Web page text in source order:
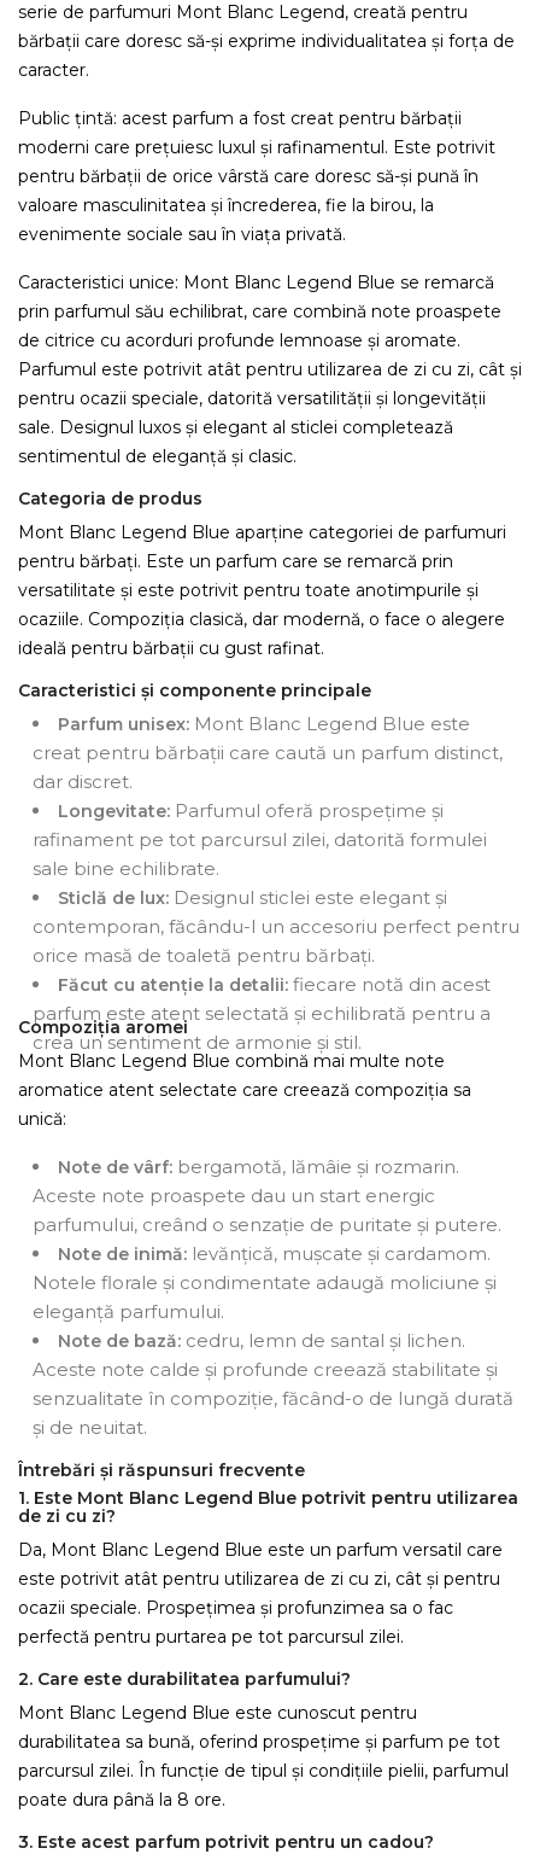
serie de parfumuri Mont Blanc Legend, creată pentru
bărbații care doresc să-și exprime individualitatea și forța de
caracter.
Public țintă: acest parfum a fost creat pentru bărbații
moderni care prețuiesc luxul și rafinamentul. Este potrivit
pentru bărbații de orice vârstă care doresc să-și pună în
valoare masculinitatea și încrederea, fie la birou, la
evenimente sociale sau în viața privată.
Caracteristici unice: Mont Blanc Legend Blue se remarcă
prin parfumul său echilibrat, care combină note proaspete
de citrice cu acorduri profunde lemnoase și aromate.
Parfumul este potrivit atât pentru utilizarea de zi cu zi, cât și
pentru ocazii speciale, datorită versatilității și longevității
sale. Designul luxos și elegant al sticlei completează
sentimentul de eleganță și clasic.
Categoria de produs
Mont Blanc Legend Blue aparține categoriei de parfumuri
pentru bărbați. Este un parfum care se remarcă prin
versatilitate și este potrivit pentru toate anotimpurile și
ocaziile. Compoziția clasică, dar modernă, o face o alegere
ideală pentru bărbații cu gust rafinat.
Caracteristici și componente principale
Parfum unisex: Mont Blanc Legend Blue este
creat pentru bărbații care caută un parfum distinct,
dar discret.
Longevitate: Parfumul oferă prospețime și
rafinament pe tot parcursul zilei, datorită formulei
sale bine echilibrate.
Sticlă de lux: Designul sticlei este elegant și
contemporan, făcându-l un accesoriu perfect pentru
orice masă de toaletă pentru bărbați.
Făcut cu atenție la detalii: fiecare notă din acest
parfum este atent selectată și echilibrată pentru a
crea un sentiment de armonie și stil.
Compoziția aromei
Mont Blanc Legend Blue combină mai multe note
aromatice atent selectate care creează compoziția sa
unică:
Note de vârf: bergamotă, lămâie și rozmarin.
Aceste note proaspete dau un start energic
parfumului, creând o senzație de puritate și putere.
Note de inimă: levănțică, mușcate și cardamom.
Notele florale și condimentate adaugă moliciune și
eleganță parfumului.
Note de bază: cedru, lemn de santal și lichen.
Aceste note calde și profunde creează stabilitate și
senzualitate în compoziție, făcând-o de lungă durată
și de neuitat.
Întrebări și răspunsuri frecvente
1. Este Mont Blanc Legend Blue potrivit pentru utilizarea
de zi cu zi?
Da, Mont Blanc Legend Blue este un parfum versatil care
este potrivit atât pentru utilizarea de zi cu zi, cât și pentru
ocazii speciale. Prospețimea și profunzimea sa o fac
perfectă pentru purtarea pe tot parcursul zilei.
2. Care este durabilitatea parfumului?
Mont Blanc Legend Blue este cunoscut pentru
durabilitatea sa bună, oferind prospețime și parfum pe tot
parcursul zilei. În funcție de tipul și condițiile pielii, parfumul
poate dura până la 8 ore.
3. Este acest parfum potrivit pentru un cadou?